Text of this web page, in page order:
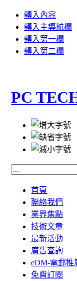
轉入內容
轉入主導航欄
轉入第一欄
轉入第二欄
PC
首頁
聯絡我們
業界焦點
技術文章
最新活動
廣告查詢
eDM-電郵推
免費訂閱